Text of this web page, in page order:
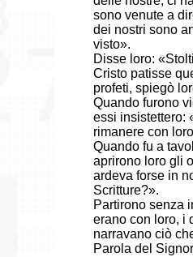
sono venute a
dei nostri sono
visto».
Disse loro:
Cristo patisse
profeti, spiegò
Quando furono
essi insistettero:
rimanere con
Quando fu a
aprirono loro gli
ardeva forse in
Scritture?».
Partirono senza
erano con loro, i
narravano ciò
Parola del